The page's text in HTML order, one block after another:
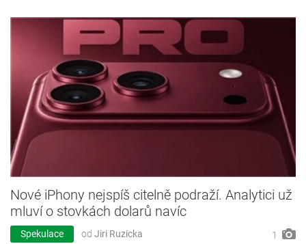
Nové iPhony nejspíš citelně podraží. Analytici už
mluví o stovkách dolarů navíc
Spekulace od Jiri Ruzicka 1